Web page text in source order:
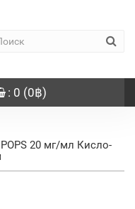
: 0 (0฿)
20 мг/мл Кисло-